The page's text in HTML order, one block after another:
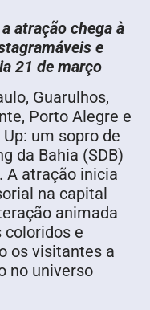
atração chega à
e
21 de março
Guarulhos,
Porto Alegre e
um sopro de
da Bahia (SDB)
A atração inicia
na capital
animada
e
os visitantes a
no universo